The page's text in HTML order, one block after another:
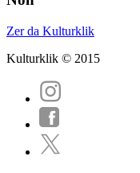
Zer da Kulturklik
Kulturklik © 2015